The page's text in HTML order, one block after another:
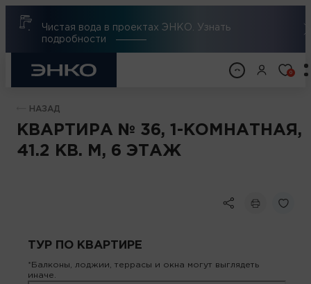
Чистая вода в проектах ЭНКО. Узнать
подробности
0
НАЗАД
КВАРТИРА № 36, 1-КОМНАТНАЯ,
41.2 КВ. М, 6 ЭТАЖ
ТУР ПО КВАРТИРЕ
*Балконы, лоджии, террасы и окна могут выглядеть
иначе.